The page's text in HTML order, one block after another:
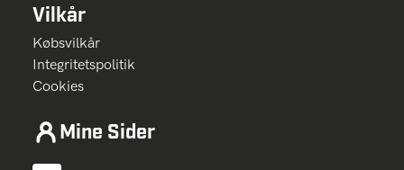
Vilkår
Købsvilkår
Integritetspolitik
Cookies
Mine Sider